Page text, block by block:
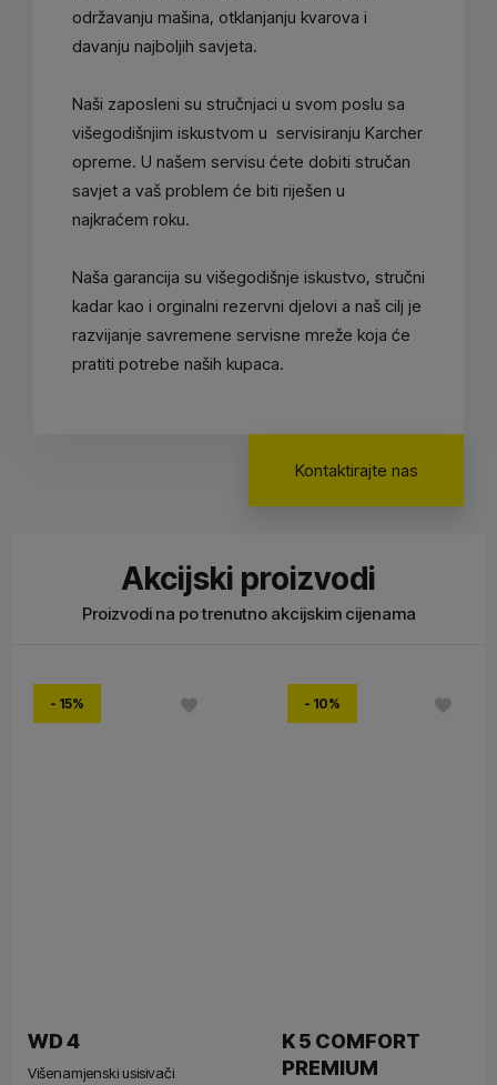
održavanju mašina, otklanjanju kvarova i
davanju najboljih savjeta.
Naši zaposleni su stručnjaci u svom poslu sa
višegodišnjim iskustvom u servisiranju Karcher
opreme. U našem servisu ćete dobiti stručan
savjet a vaš problem će biti riješen u
najkraćem roku.
Naša garancija su višegodišnje iskustvo, stručni
kadar kao i orginalni rezervni djelovi a naš cilj je
razvijanje savremene servisne mreže koja će
pratiti potrebe naših kupaca.
Kontaktirajte nas
Akcijski proizvodi
Proizvodi na po trenutno akcijskim cijenama
- 15%
WD 4
Višenamjenski usisivači
- 10%
K 5 COMFORT
PREMIUM